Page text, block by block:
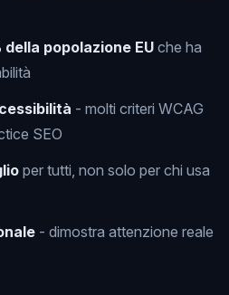
della popolazione EU che ha
- molti criteri WCAG
SEO
per tutti, non solo per chi usa
- dimostra attenzione reale